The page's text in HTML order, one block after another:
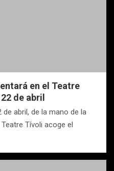
en el Teatre
de abril
de la mano de la
Tívoli acoge el